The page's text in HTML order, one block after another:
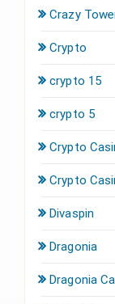
Crazy
Crypto
crypto 15
crypto 5
Crypto
Crypto
Divaspin
Dragonia
Dragonia